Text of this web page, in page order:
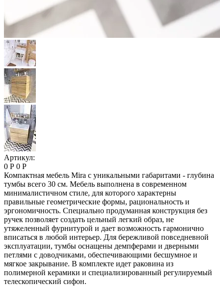
Артикул:
0 Р 0 Р
Компактная мебель Mira с уникальными габаритами - глубина
тумбы всего 30 см. Мебель выполнена в современном
минималистичном стиле, для которого характерны
правильные геометрические формы, рациональность и
эргономичность. Специально продуманная конструкция без
ручек позволяет создать цельный легкий образ, не
утяжеленный фурнитурой и дает возможность гармонично
вписаться в любой интерьер. Для бережливой повседневной
эксплуатации, тумбы оснащены демпферами и дверными
петлями с доводчиками, обеспечивающими бесшумное и
мягкое закрывание. В комплекте идет раковина из
полимерной керамики и специализированный регулируемый
телескопический сифон.